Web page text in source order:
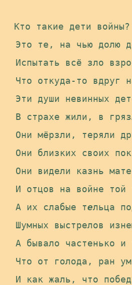
Кто такие дети войны?
Это те, на чью долю
Испытать всё зло
Что откуда-то вдруг
Эти души невинных
В страхе жили, в гряз
Они мёрзли, теряли
Они близких своих
Они видели казнь
И отцов на войне той
А их слабые тельца
Шумных выстрелов
А бывало частенько и
Что от голода, ран
И как жаль, что